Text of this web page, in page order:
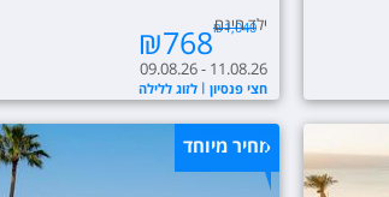
₪768₪1,040
חצי פנסיון לזוג ללילה
ילד חינם
09.08.26 - 11.08.26
מחיר מיוחד